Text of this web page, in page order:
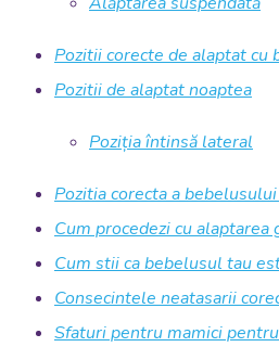
Pozitii corecte de alaptat cu
Pozitii de alaptat noaptea
Poziția întinsă lateral
Pozitia corecta a
Cum procedezi cu alaptarea
Cum stii ca bebelusul tau
Consecintele neatasarii
Sfaturi pentru mamici